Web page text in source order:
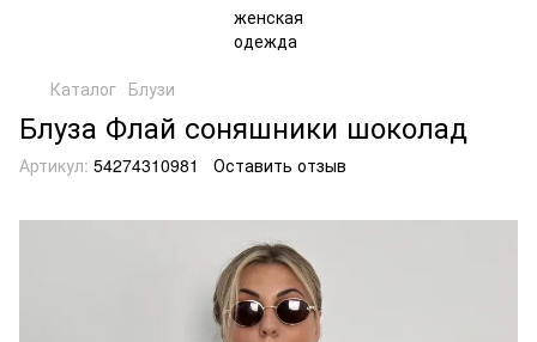
Каталог Блузи
Блуза Флай соняшники шоколад
Артикул: 54274310981 Оставить отзыв